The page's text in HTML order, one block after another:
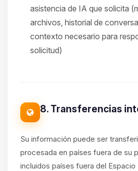
asistencia de IA que solicita
archivos, historial de
contexto necesario para
solicitud)
8. Transferencias
Su información puede ser
procesada en países fuera de su
incluidos países fuera del Espacio